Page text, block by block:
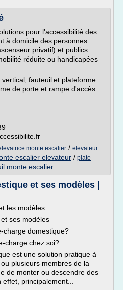
pour l'accessibilité des
à domicile des personnes
privatif) et publics
réduite ou handicapées
fauteuil et plateforme
de porte et rampe d'accès.
monte escalier / elevateur
escalier elevateur / plate
monte escalier
et ses modèles |
les modèles
ses modèles
charge domestique?
charge chez soi?
est une solution pratique à
plusieurs membres de la
de monter ou descendre des
principalement...